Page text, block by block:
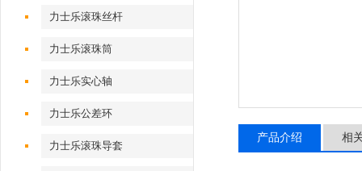
力士乐滚珠丝杆
力士乐滚珠筒
力士乐实心轴
力士乐公差环
力士乐滚珠导套
产品介绍 相